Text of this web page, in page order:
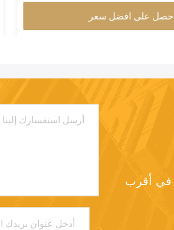
احصل على افضل سعر